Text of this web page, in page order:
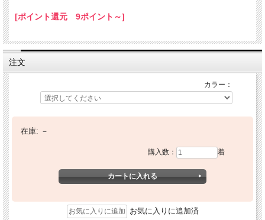
[ポイント還元 9ポイント～]
注文
カラー：
在庫: －
購入数： 着
お気に入りに追加済